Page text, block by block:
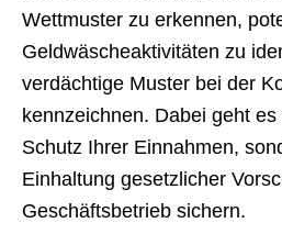
Wettmuster zu erkennen,
Geldwäscheaktivitäten zu
verdächtige Muster bei der
kennzeichnen. Dabei geht
Schutz Ihrer Einnahmen,
Einhaltung gesetzlicher
Geschäftsbetrieb sichern.